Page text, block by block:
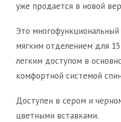
уже продается в новой
Это
мягким отделением для
легким доступом в
комфортной системой
Доступен в сером и
цветными вставками.